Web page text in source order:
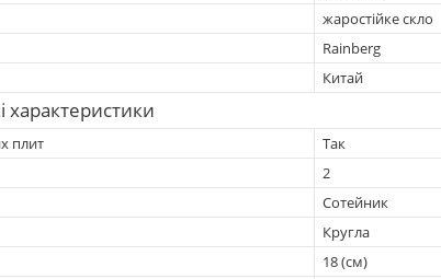
жаростійке скло
Rainberg
Китай
характеристики
плит
Так
2
Сотейник
Кругла
18 (см)